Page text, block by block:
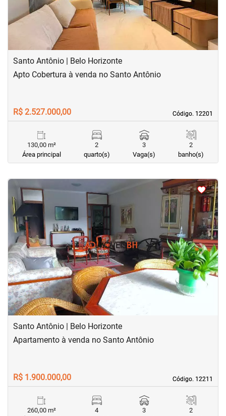
Santo Antônio | Belo Horizonte
Código. 12201
Código. 12201
Apto Cobertura à venda no Santo Antônio
R$ 2.527.000,00
130,00 m²
Área principal
2
quarto(s)
3
Vaga(s)
2
banho(s)
< < <<
‹Previous ›Next
Santo Antônio | Belo Horizonte
Código. 12211
Código. 12211
Apartamento à venda no Santo Antônio
R$ 1.900.000,00
260,00 m²
4
3
2